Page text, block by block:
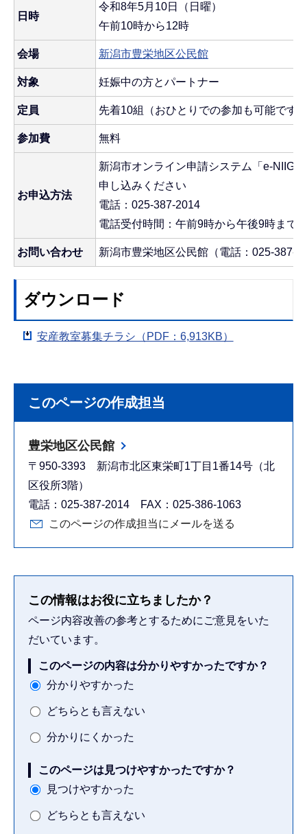
日時
令和8年5月10日（日曜）
午前10時から12時
会場 新潟市豊栄地区公民館
対象 妊娠中の方とパートナー
定員 先着10組（おひとりでの参加も可能です
参加費 無料
お申込方法
新潟市オンライン申請システム「e-
申し込みください
電話：025-387-2014
電話受付時間：午前9時から午後9時まで
お問い合わせ 新潟市豊栄地区公民館（電話：025-387-
ダウンロード
安産教室募集チラシ（PDF：6,913KB）
このページの作成担当
豊栄地区公民館
〒950-3393 新潟市北区東栄町1丁目1番14号（北
区役所3階）
電話：025-387-2014 FAX：025-386-1063
このページの作成担当にメールを送る
この情報はお役に立ちましたか？
ページ内容改善の参考とするためにご意見をいた
だいています。
このページの内容は分かりやすかったですか？
分かりやすかった
どちらとも言えない
分かりにくかった
このページは見つけやすかったですか？
見つけやすかった
どちらとも言えない